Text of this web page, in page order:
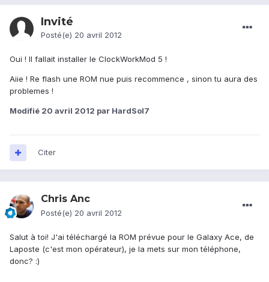
Invité
Posté(e) 20 avril 2012
Oui ! Il fallait installer le ClockWorkMod 5 !
Aiie ! Re flash une ROM nue puis recommence , sinon tu aura des
problemes !
Modifié 20 avril 2012 par HardSol7
Citer
Chris Anc
Posté(e) 20 avril 2012
Salut à toi! J'ai téléchargé la ROM prévue pour le Galaxy Ace, de
Laposte (c'est mon opérateur), je la mets sur mon téléphone,
donc? :)